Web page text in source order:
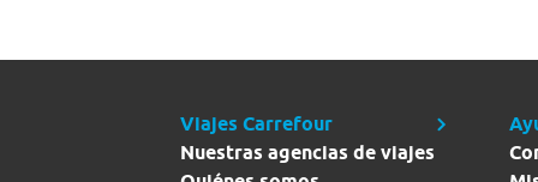
Viajes Carrefour
Nuestras agencias de viajes